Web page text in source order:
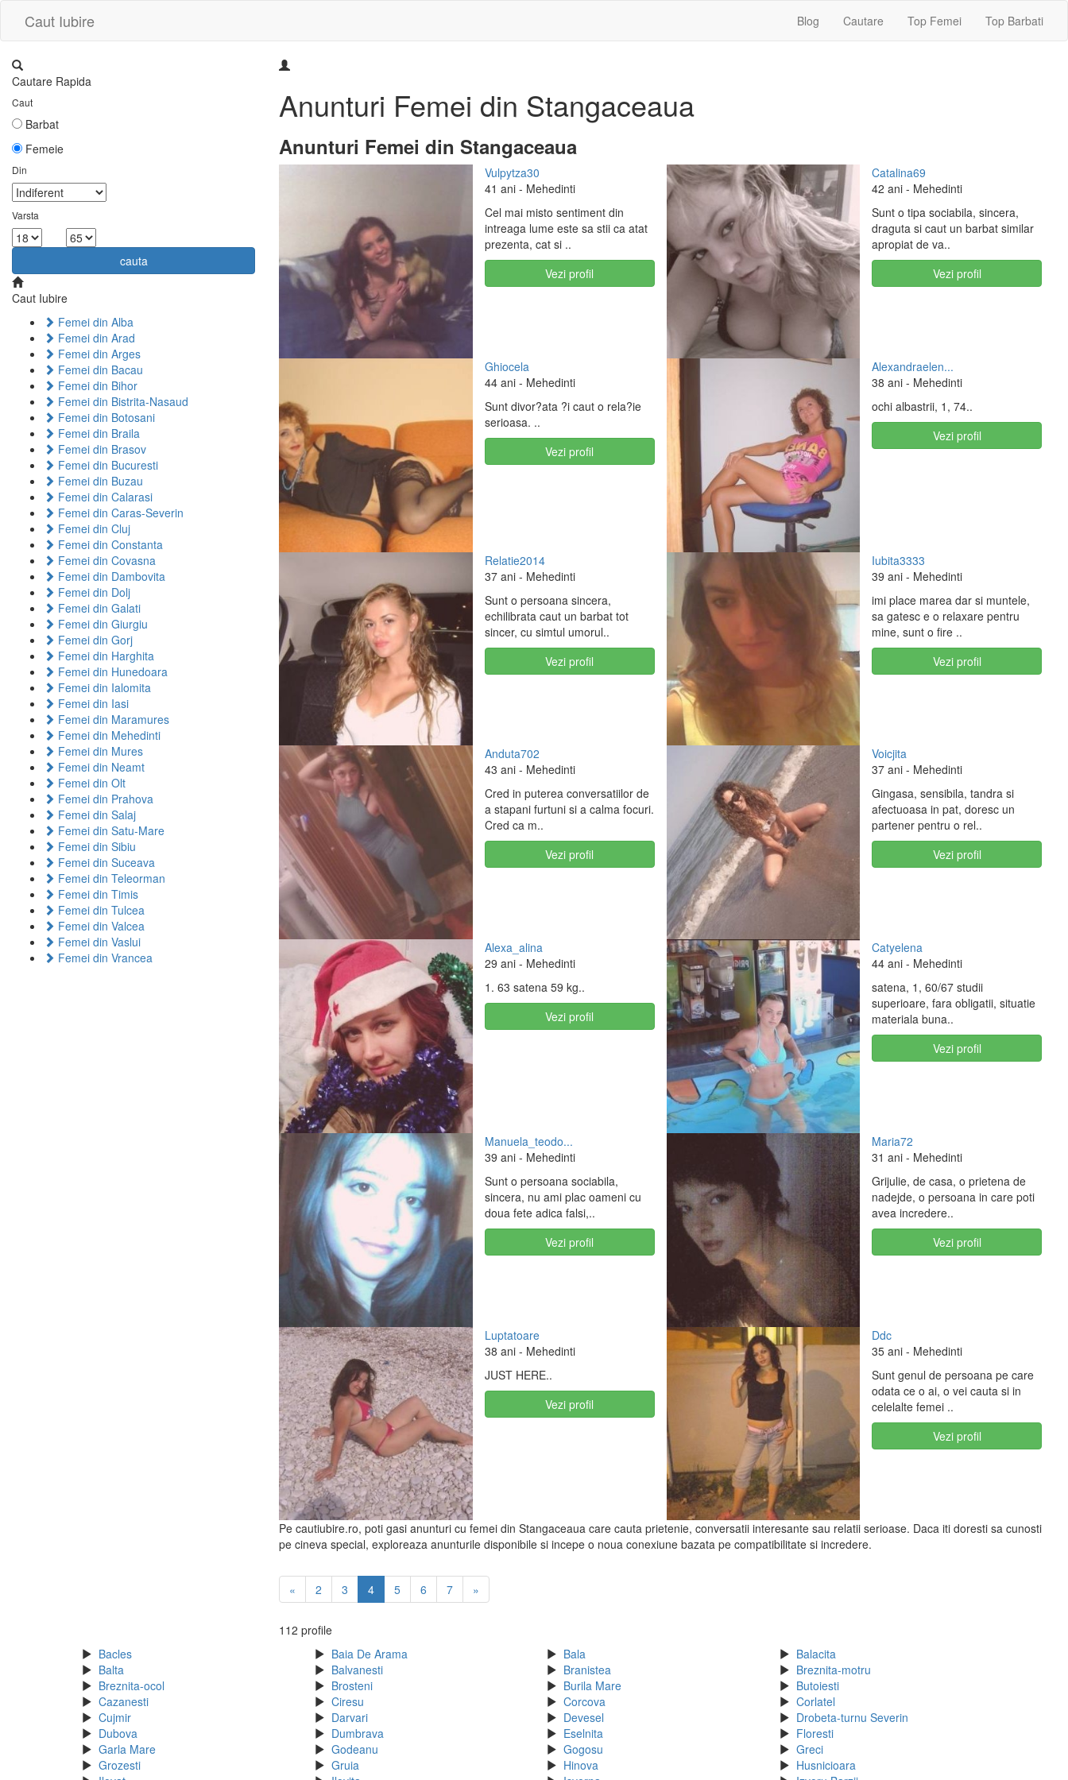
Caut Iubire Blog Cautare Top Femei Top Barbati
Cautare Rapida
Caut
Barbat
Femeie
Din
Varsta
cauta
Caut Iubire
Femei din Alba
Femei din Arad
Femei din Arges
Femei din Bacau
Femei din Bihor
Femei din Bistrita-Nasaud
Femei din Botosani
Femei din Braila
Femei din Brasov
Femei din Bucuresti
Femei din Buzau
Femei din Calarasi
Femei din Caras-Severin
Femei din Cluj
Femei din Constanta
Femei din Covasna
Femei din Dambovita
Femei din Dolj
Femei din Galati
Femei din Giurgiu
Femei din Gorj
Femei din Harghita
Femei din Hunedoara
Femei din Ialomita
Femei din Iasi
Femei din Maramures
Femei din Mehedinti
Femei din Mures
Femei din Neamt
Femei din Olt
Femei din Prahova
Femei din Salaj
Femei din Satu-Mare
Femei din Sibiu
Femei din Suceava
Femei din Teleorman
Femei din Timis
Femei din Tulcea
Femei din Valcea
Femei din Vaslui
Femei din Vrancea
Anunturi Femei din Stangaceaua
Anunturi Femei din Stangaceaua
Vulpytza30
41 ani- Mehedinti
Cel mai misto sentiment din
intreaga lume este sa stii ca atat
prezenta, cat si ..
Vezi profil
Catalina69
42 ani - Mehedinti
Sunt o tipa sociabila, sincera,
draguta si caut un barbat similar
apropiat de va..
Vezi profil
Ghiocela
44 ani- Mehedinti
Sunt divor?ata ?i caut o rela?ie
serioasa. ..
Vezi profil
Alexandraelen...
38 ani - Mehedinti
ochi albastrii, 1, 74..
Vezi profil
Relatie2014
37 ani- Mehedinti
Sunt o persoana sincera,
echilibrata caut un barbat tot
sincer, cu simtul umorul..
Vezi profil
Iubita3333
39 ani - Mehedinti
imi place marea dar si muntele,
sa gatesc e o relaxare pentru
mine, sunt o fire ..
Vezi profil
Anduta702
43 ani- Mehedinti
Cred in puterea conversatiilor de
a stapani furtuni si a calma focuri.
Cred ca m..
Vezi profil
Voicjita
37 ani - Mehedinti
Gingasa, sensibila, tandra si
afectuoasa in pat, doresc un
partener pentru o rel..
Vezi profil
Alexa_alina
29 ani- Mehedinti
1. 63 satena 59 kg..
Vezi profil
Catyelena
44 ani - Mehedinti
satena, 1, 60/67 studii
superioare, fara obligatii, situatie
materiala buna..
Vezi profil
Manuela_teodo...
39 ani- Mehedinti
Sunt o persoana sociabila,
sincera, nu ami plac oameni cu
doua fete adica falsi,..
Vezi profil
Maria72
31 ani - Mehedinti
Grijulie, de casa, o prietena de
nadejde, o persoana in care poti
avea incredere..
Vezi profil
Luptatoare
38 ani- Mehedinti
JUST HERE..
Vezi profil
Ddc
35 ani - Mehedinti
Sunt genul de persoana pe care
odata ce o ai, o vei cauta si in
celelalte femei ..
Vezi profil
Pe cautiubire.ro, poti gasi anunturi cu femei din Stangaceaua care cauta prietenie, conversatii interesante sau relatii serioase. Daca iti doresti sa cunosti
pe cineva special, exploreaza anunturile disponibile si incepe o noua conexiune bazata pe compatibilitate si incredere.
« 2 3 4 5 6 7 »
112 profile
Bacles
Baia De Arama Bala
Balacita
Balta
Balvanesti Branistea
Breznita-motru
Breznita-ocol
Brosteni Burila Mare
Butoiesti
Cazanesti
Ciresu Corcova
Corlatel
Cujmir
Darvari Devesel
Drobeta-turnu Severin
Dubova
Dumbrava Eselnita
Floresti
Garla Mare
Godeanu Gogosu
Greci
Grozesti
Gruia Hinova
Husnicioara